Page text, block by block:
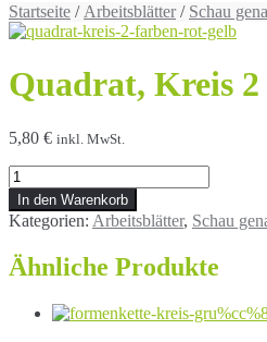
Startseite / Arbeitsblätter/ Schau
Quadrat, Kreis
5,80 € inkl. MwSt.
In den Warenkorb
Kategorien: Arbeitsblätter, Schau
Ähnliche Produkte